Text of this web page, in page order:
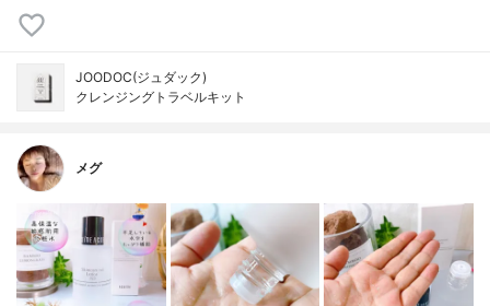
JOODOC(ジュダック)
クレンジングトラベルキット
メグ